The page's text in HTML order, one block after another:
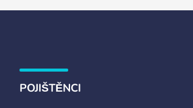
POJIŠTĚNCI